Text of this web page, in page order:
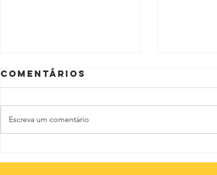
além dos
Comentários
Escreva um comentário